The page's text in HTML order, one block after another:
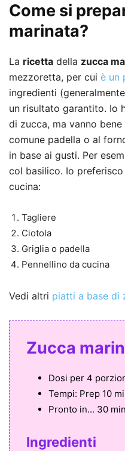
Come si
marinata?
La ricetta della zucca
mezzoretta, per cui è un
ingredienti
un risultato garantito. Io
di zucca, ma vanno
comune padella o al
in base ai gusti. Per
col basilico. Io
cucina:
Tagliere
Ciotola
Griglia o padella
Pennellino da cucina
Vedi altri piatti a base di
Zucca
Dosi per 4
Tempi: Prep 10
Pronto in... 30
Ingredienti